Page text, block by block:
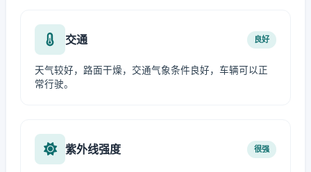
交通 良好
天气较好，路面干燥，交通气象条件良好，车辆可以正
常行驶。
紫外线强度 很强